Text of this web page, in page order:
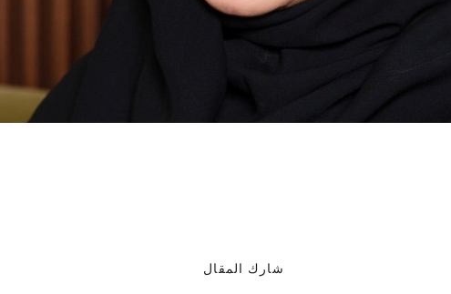
شارك المقال